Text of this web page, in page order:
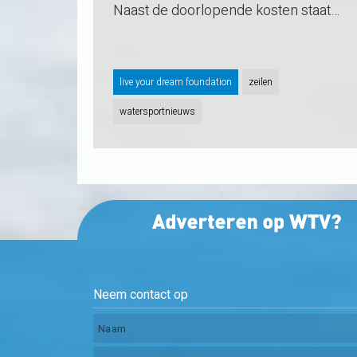
Naast de doorlopende kosten staat…
live your dream foundation zeilen
watersportnieuws
Neem contact op